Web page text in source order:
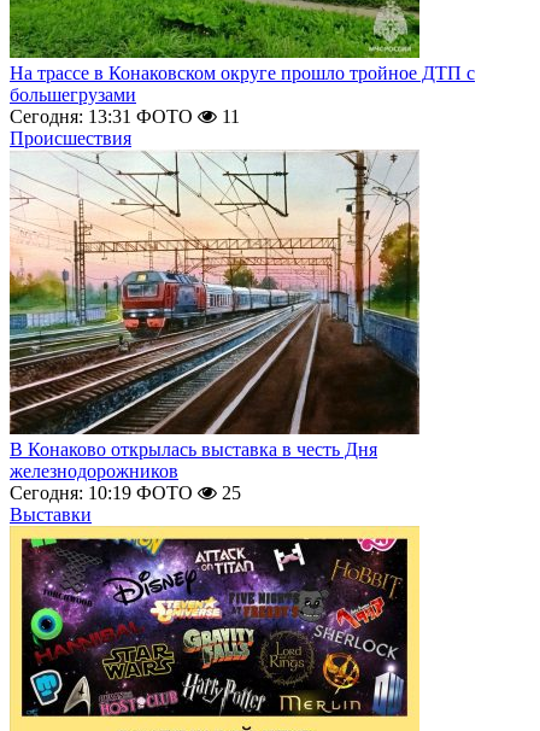
На трассе в Конаковском округе прошло тройное ДТП с
большегрузами
Сегодня: 13:31 ФОТО
11
Происшествия
В Конаково открылась выставка в честь Дня
железнодорожников
Сегодня: 10:19 ФОТО
25
Выставки